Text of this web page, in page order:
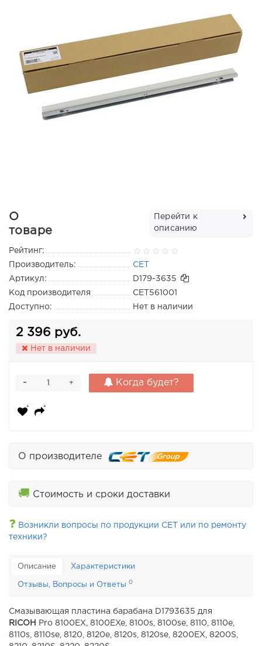
О
товаре
Перейти к
описанию
Рейтинг:
Производитель:
CET
Артикул:
D179-3635
Код производителя
CET561001
Доступно:
Нет в наличии
2 396 руб.
Нет в наличии
+
- Когда будет?
О производителе
🚚 Стоимость и сроки доставки
❓ Возникли вопросы по продукции CET или по ремонту
техники?
Описание Характеристики
Отзывы, Вопросы и Ответы 0
Смазывающая пластина барабана D1793635 для
RICOH
Pro 8100EX, 8100EXe, 8100s, 8100se, 8110, 8110e,
8110s, 8110se, 8120, 8120e, 8120s, 8120se, 8200EX, 8200S,